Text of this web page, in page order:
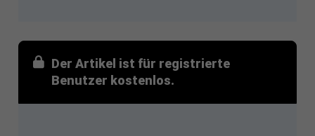
Der Artikel ist für registrierte
Benutzer kostenlos.